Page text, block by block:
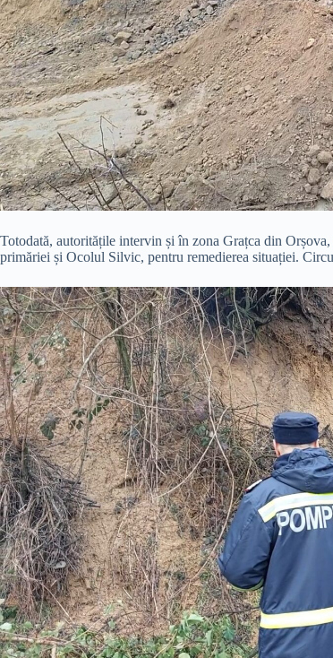
Totodată, autoritățile intervin și în zona Grațca din
primăriei și Ocolul Silvic, pentru remedierea situației.